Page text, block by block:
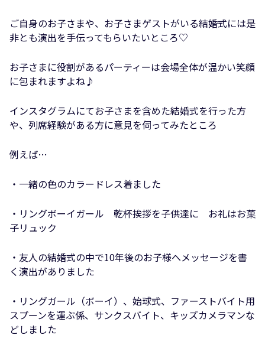
ご自身のお子さまや、お子さまゲストがいる結婚式には是
非とも演出を手伝ってもらいたいところ♡
お子さまに役割があるパーティーは会場全体が温かい笑顔
に包まれますよね♪
インスタグラムにてお子さまを含めた結婚式を行った方
や、列席経験がある方に意見を伺ってみたところ
例えば…
・一緒の色のカラードレス着ました
・リングボーイガール 乾杯挨拶を子供達に お礼はお菓
子リュック
・友人の結婚式の中で10年後のお子様へメッセージを書
く演出がありました
・リングガール（ボーイ）、始球式、ファーストバイト用
スプーンを運ぶ係、サンクスバイト、キッズカメラマンな
どしました